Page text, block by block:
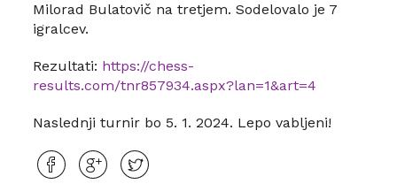
Milorad Bulatovič na tretjem. Sodelovalo je 7
igralcev.
Rezultati: https://chess-
results.com/tnr857934.aspx?lan=1&art=4
Naslednji turnir bo 5. 1. 2024. Lepo vabljeni!